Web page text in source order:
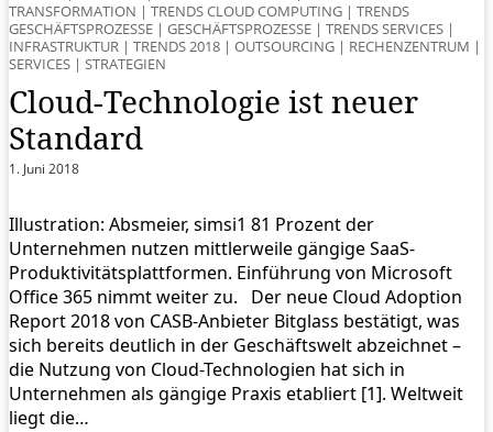
TRANSFORMATION | TRENDS CLOUD COMPUTING | TRENDS
GESCHÄFTSPROZESSE | GESCHÄFTSPROZESSE | TRENDS SERVICES |
INFRASTRUKTUR | TRENDS 2018 | OUTSOURCING | RECHENZENTRUM |
SERVICES | STRATEGIEN
Cloud-Technologie ist neuer
Standard
1. Juni 2018
Illustration: Absmeier, simsi1 81 Prozent der
Unternehmen nutzen mittlerweile gängige SaaS-
Produktivitätsplattformen. Einführung von Microsoft
Office 365 nimmt weiter zu. Der neue Cloud Adoption
Report 2018 von CASB-Anbieter Bitglass bestätigt, was
sich bereits deutlich in der Geschäftswelt abzeichnet –
die Nutzung von Cloud-Technologien hat sich in
Unternehmen als gängige Praxis etabliert [1]. Weltweit
liegt die…